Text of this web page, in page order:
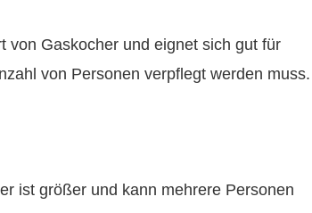
von Gaskocher und eignet sich gut für
von Personen verpflegt werden muss.
ist größer und kann mehrere Personen